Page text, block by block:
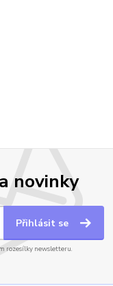
novinky
Přihlásit se
rozesílky newsletteru.